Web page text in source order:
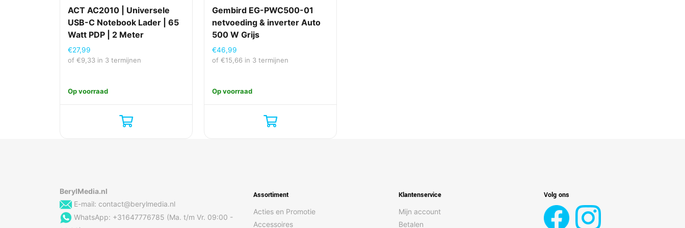
ACT AC2010 | Universele
USB-C Notebook Lader | 65
Watt PDP | 2 Meter
€27,99
of €9,33 in 3 termijnen
Op voorraad
Gembird EG-PWC500-01
netvoeding & inverter Auto
500 W Grijs
€46,99
of€15,66 in 3 termijnen
Op voorraad
BerylMedia.nl
E-mail: contact@berylmedia.nl
WhatsApp: +31647776785 (Ma. t/m Vr. 09:00 -
Assortiment
Acties en Promotie
Accessoires
Klantenservice
Mijn account
Betalen
Volg ons